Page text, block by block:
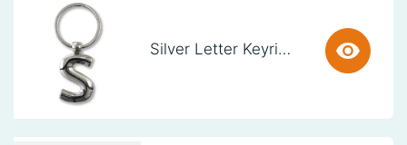
Silver Letter Keyring - S (set van 3)